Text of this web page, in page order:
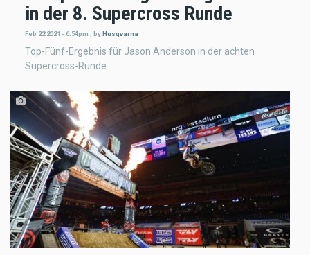
in der 8. Supercross Runde
Feb 22 2021 - 6:54pm byHusqvarna
Top-Fünf-Ergebnis für Jason Anderson in der achten
Supercross-Runde.